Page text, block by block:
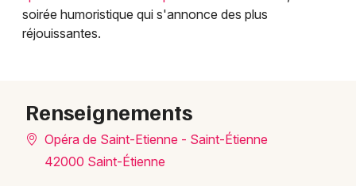
soirée humoristique qui s'annonce des plus
réjouissantes.
Renseignements
Opéra de Saint-Etienne - Saint-Étienne
42000 Saint-Étienne